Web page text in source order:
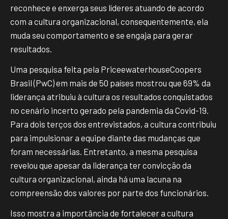
reconhece e enxerga seus líderes atuando de acordo
com a cultura organizacional, consequentemente, ela
muda seu comportamento e se engaja para gerar
resultados.
Uma pesquisa feita pela PriceewaterhouseCoopers
Brasil (PwC) em mais de 50 países mostrou que 69% da
liderança atribuiu à cultura os resultados conquistados
no cenário incerto gerado pela pandemia da Covid-19.
Para dois terços dos entrevistados, a cultura contribuiu
para impulsionar a equipe diante das mudanças que
foram necessárias. Entretanto, a mesma pesquisa
revelou que apesar da liderança ter convicção da
cultura organizacional, ainda há uma lacuna na
compreensão dos valores por parte dos funcionários.
Isso mostra a importância de fortalecer a cultura